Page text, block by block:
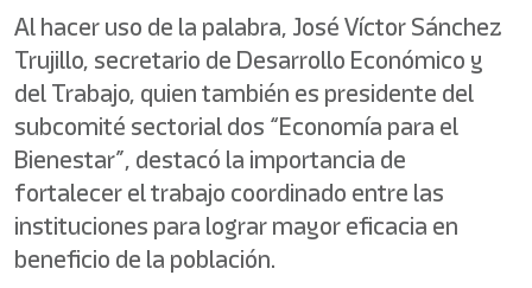
Al hacer uso de la palabra, José Víctor Sánchez
Trujillo, secretario de Desarrollo Económico y
del Trabajo, quien también es presidente del
subcomité sectorial dos “Economía para el
Bienestar”, destacó la importancia de
fortalecer el trabajo coordinado entre las
instituciones para lograr mayor eficacia en
beneficio de la población.